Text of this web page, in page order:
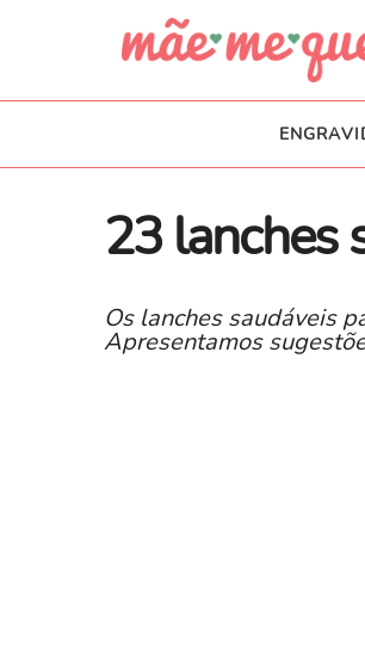
23 lanches
Os lanches saudáveis
Apresentamos